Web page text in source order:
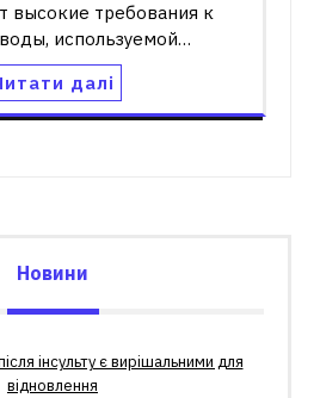
высокие требования к
используемой…
далі
Новини
інсульту є вирішальними для
відновлення